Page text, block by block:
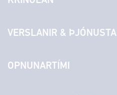
Laus störf
Hafðu samband
VERSLANIR & ÞJÓNUSTA
Borgarbókasafn
OPNUNARTÍMI